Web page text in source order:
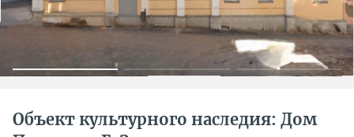
Объект культурного наследия: Дом